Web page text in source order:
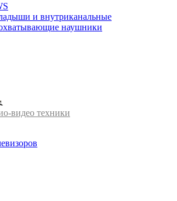
и внутриканальные
наушники
видео техники